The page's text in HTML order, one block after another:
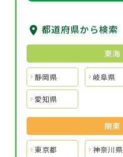
都道府県から検索
東海
静岡県 岐阜県
愛知県
関東
東京都 神奈川県